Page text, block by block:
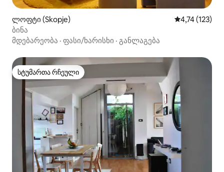
ლოფტი (Skopje) საშუალო
4,74 (123)
ბინა
მდებარეობა · ფასი/ხარისხი · განლაგება
სტუმართა რჩეული
სტუმართა რჩეული